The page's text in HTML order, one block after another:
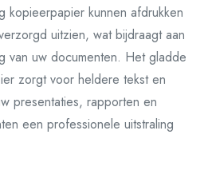
kopieerpapier kunnen afdrukken
uitzien, wat bijdraagt aan
van uw documenten. Het gladde
zorgt voor heldere tekst en
presentaties, rapporten en
een professionele uitstraling